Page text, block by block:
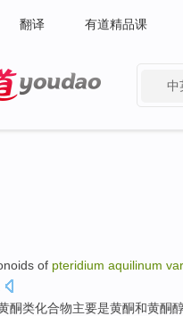
翻译 有道精品课
中
of pteridium aquilinum var
酮类化合物主要是黄酮和黄酮